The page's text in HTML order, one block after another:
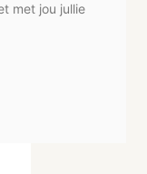
met jou jullie